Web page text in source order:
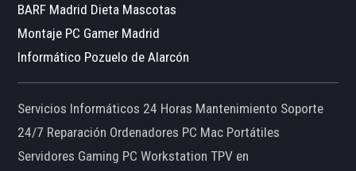
BARF Madrid Dieta Mascotas
Montaje PC Gamer Madrid
Informático Pozuelo de Alarcón
Servicios Informáticos 24 Horas Mantenimiento Soporte
24/7 Reparación Ordenadores PC Mac Portátiles
Servidores Gaming PC Workstation TPV en